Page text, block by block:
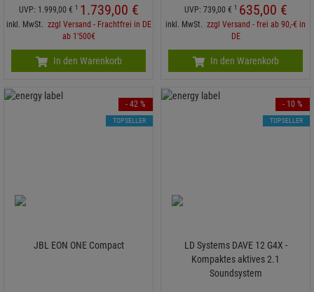
UVP: 1.999,00 € 1 1.739,00 €
inkl. MwSt. zzgl Versand - Frachtfrei in DE
ab 1'500€
In den Warenkorb
UVP: 739,00 € 1 635,00 €
inkl. MwSt. zzgl Versand - frei ab 90,-€ in
DE
In den Warenkorb
JBL EON ONE Compact
- 42 %
TOPSELLER
LD Systems DAVE 12 G4X -
Kompaktes aktives 2.1
Soundsystem
- 10 %
TOPSELLER